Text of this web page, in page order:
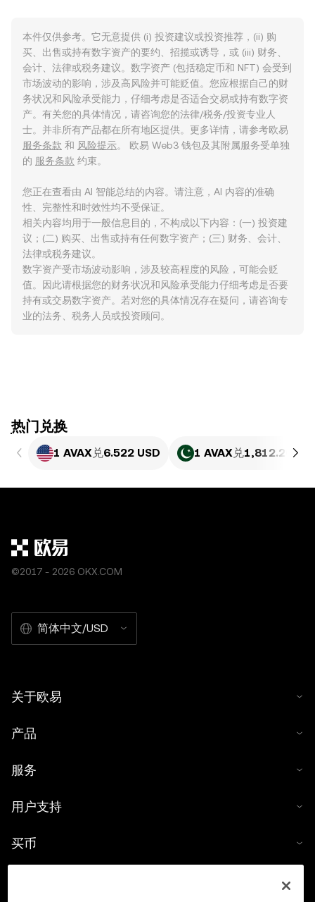
本件仅供参考。它无意提供 (i) 投资建议或投资推荐，(ii) 购
买、出售或持有数字资产的要约、招揽或诱导，或 (iii) 财务、
会计、法律或税务建议。数字资产 (包括稳定币和 NFT) 会受到
市场波动的影响，涉及高风险并可能贬值。您应根据自己的财
务状况和风险承受能力，仔细考虑是否适合交易或持有数字资
产。有关您的具体情况，请咨询您的法律/税务/投资专业人
士。并非所有产品都在所有地区提供。更多详情，请参考欧易
服务条款 和 风险提示。 欧易 Web3 钱包及其附属服务受单独
的 服务条款 约束。
您正在查看由 AI 智能总结的内容。请注意，AI 内容的准确
性、完整性和时效性均不受保证。
相关内容均用于一般信息目的，不构成以下内容：(一) 投资建
议；(二) 购买、出售或持有任何数字资产；(三) 财务、会计、
法律或税务建议。
数字资产受市场波动影响，涉及较高程度的风险，可能会贬
值。因此请根据您的财务状况和风险承受能力仔细考虑是否要
持有或交易数字资产。若对您的具体情况存在疑问，请咨询专
业的法务、税务人员或投资顾问。
ִִִִִִִִִִִִִִִִִִִִִִִִִִִִִִִִִִִִִִִִִִִִִִִִ热门兑换
1 AVAX兑6.522 USD 1 AVAX兑1,812.26
©2017 - 2026 OKX.COM
简体中文/USD
关于欧易
产品
服务
用户支持
买币